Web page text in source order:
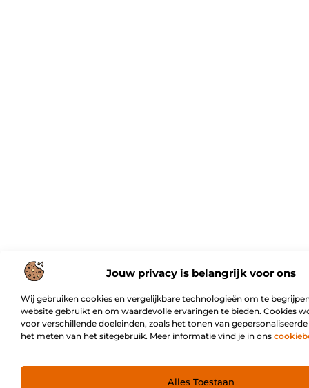
Jouw privacy is belangrijk voor ons
Wij gebruiken cookies en vergelijkbare technologieën om te
website gebruikt en om waardevolle ervaringen te bieden. Cookies
voor verschillende doeleinden, zoals het tonen van
het meten van het sitegebruik. Meer informatie vind je in ons
Alles Toestaan